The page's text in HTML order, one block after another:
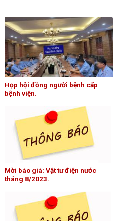
Họp hội đồng người bệnh cấp
bệnh viện.
Mời báo giá: Vật tư điện nước
tháng 8/2023.